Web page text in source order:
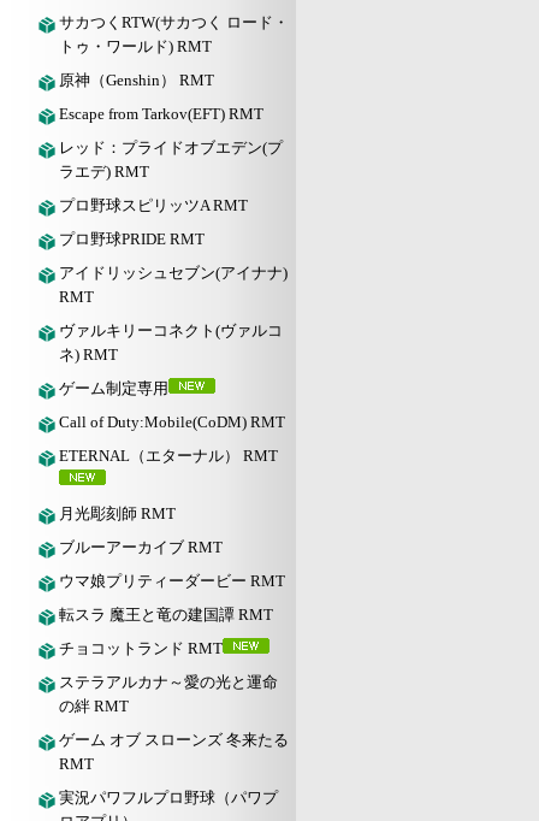
サカつくRTW(サカつく ロード・
トゥ・ワールド) RMT
原神（Genshin） RMT
Escape from Tarkov(EFT) RMT
レッド：プライドオブエデン(プ
ラエデ) RMT
プロ野球スピリッツA RMT
プロ野球PRIDE RMT
アイドリッシュセブン(アイナナ)
RMT
ヴァルキリーコネクト(ヴァルコ
ネ) RMT
ゲーム制定専用
Call of Duty:Mobile(CoDM) RMT
ETERNAL（エターナル） RMT
月光彫刻師 RMT
ブルーアーカイブ RMT
ウマ娘プリティーダービー RMT
転スラ 魔王と竜の建国譚 RMT
チョコットランド RMT
ステラアルカナ～愛の光と運命
の絆 RMT
ゲーム オブ スローンズ 冬来たる
RMT
実況パワフルプロ野球（パワプ